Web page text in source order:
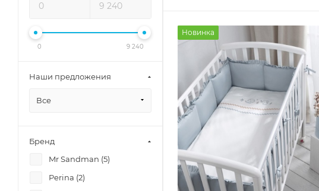
Новинка
0 9 240
Наши предложения
Все
Бренд
Mr Sandman (5)
Perina (2)